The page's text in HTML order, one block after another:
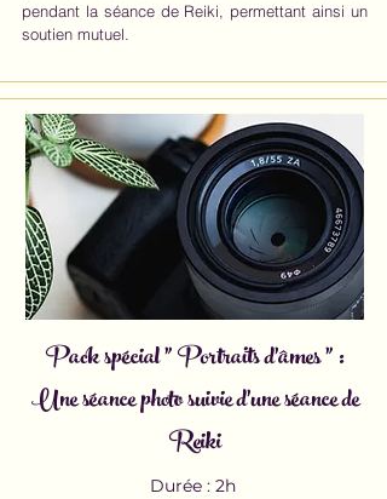
pendant la séance de Reiki, permettant ainsi un
soutien mutuel.
Pack spécial " Portraits d'âmes " :
Une séance photosuivie d'une séance de
Reiki
Durée : 2h